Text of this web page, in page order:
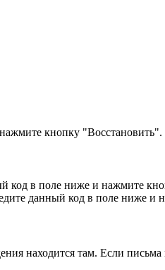
кнопку "Восстановить".
в поле ниже и нажмите
данный код в поле ниже и
находится там. Если